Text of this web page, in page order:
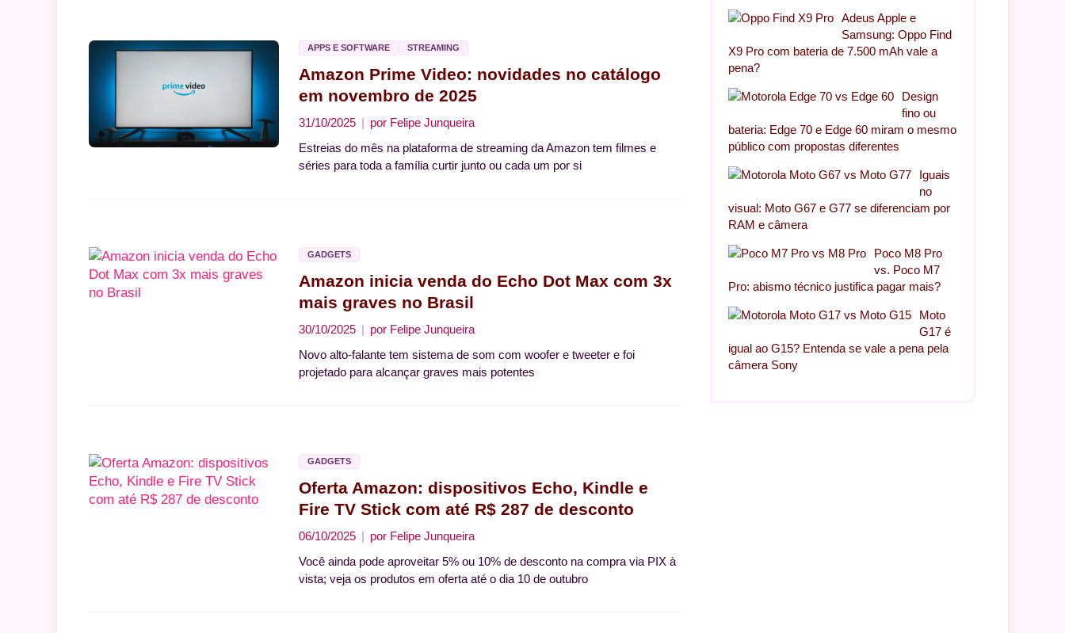
APPS E SOFTWARE STREAMING
Amazon Prime Video: novidades no catálogo
em novembro de 2025
31/10/2025 por Felipe Junqueira
Estreias do mês na plataforma de streaming da Amazon tem filmes e
séries para toda a família curtir junto ou cada um por si
GADGETS
Amazon inicia venda do Echo Dot Max com 3x
mais graves no Brasil
30/10/2025 por Felipe Junqueira
Novo alto-falante tem sistema de som com woofer e tweeter e foi
projetado para alcançar graves mais potentes
GADGETS
Oferta Amazon: dispositivos Echo, Kindle e
Fire TV Stick com até R$ 287 de desconto
06/10/2025 por Felipe Junqueira
Você ainda pode aproveitar 5% ou 10% de desconto na compra via PIX à
vista; veja os produtos em oferta até o dia 10 de outubro
Adeus Apple e
Samsung: Oppo Find
X9 Pro com bateria de 7.500 mAh vale a
pena?
Design
fino ou
bateria: Edge 70 e Edge 60 miram o mesmo
público com propostas diferentes
Iguais
no
visual: Moto G67 e G77 se diferenciam por
RAM e câmera
Poco M8 Pro
vs. Poco M7
Pro: abismo técnico justifica pagar mais?
Moto
G17 é
igual ao G15? Entenda se vale a pena pela
câmera Sony